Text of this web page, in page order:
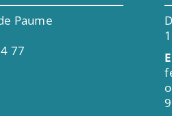
Paume
77